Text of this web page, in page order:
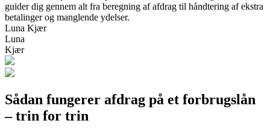
guider dig gennem alt fra beregning af afdrag til håndtering af ekstra
betalinger og manglende ydelser.
Luna Kjær
Luna
Kjær
Sådan fungerer afdrag på et forbrugslån
– trin for trin